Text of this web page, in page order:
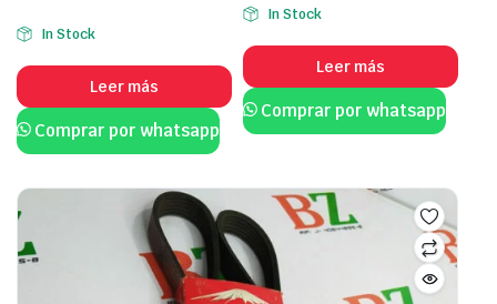
In Stock
Leer más
Comprar por whatsapp
In Stock
Leer más
Comprar por whatsapp